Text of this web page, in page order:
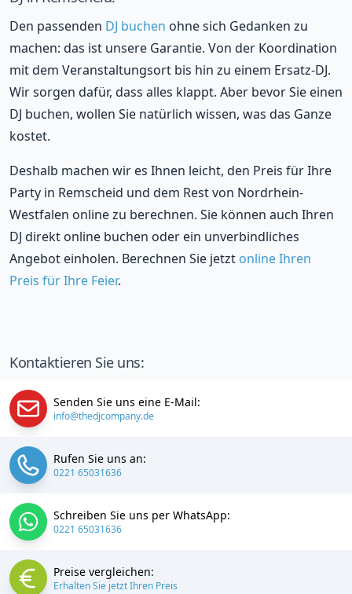
Den passenden DJ buchen ohne sich Gedanken zu
machen: das ist unsere Garantie. Von der Koordination
mit dem Veranstaltungsort bis hin zu einem Ersatz-DJ.
Wir sorgen dafür, dass alles klappt. Aber bevor Sie einen
DJ buchen, wollen Sie natürlich wissen, was das Ganze
kostet.
Deshalb machen wir es Ihnen leicht, den Preis für Ihre
Party in Remscheid und dem Rest von Nordrhein-
Westfalen online zu berechnen. Sie können auch Ihren
DJ direkt online buchen oder ein unverbindliches
Angebot einholen. Berechnen Sie jetzt online Ihren
Preis für Ihre Feier.
Kontaktieren Sie uns:
Senden Sie uns eine E-Mail:
info@thedjcompany.de
Rufen Sie uns an:
0221 65031636
Schreiben Sie uns per WhatsApp:
0221 65031636
Preise vergleichen:
Erhalten Sie jetzt Ihren Preis